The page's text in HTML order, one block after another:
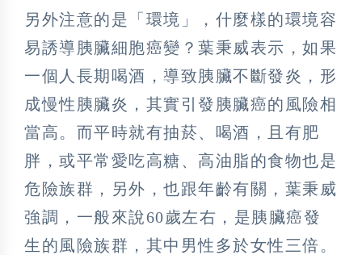
另外注意的是「環境」，什麼樣的環境容
易誘導胰臟細胞癌變？葉秉威表示，如果
一個人長期喝酒，導致胰臟不斷發炎，形
成慢性胰臟炎，其實引發胰臟癌的風險相
當高。而平時就有抽菸、喝酒，且有肥
胖，或平常愛吃高糖、高油脂的食物也是
危險族群，另外，也跟年齡有關，葉秉威
強調，一般來說60歲左右，是胰臟癌發
生的風險族群，其中男性多於女性三倍。